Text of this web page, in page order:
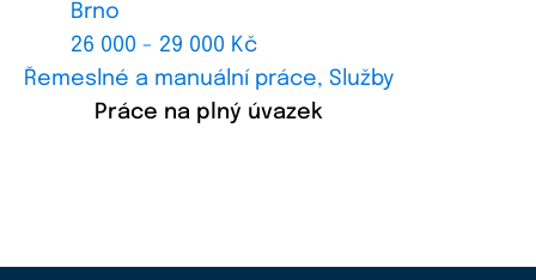
Brno
26 000 - 29 000 Kč
Řemeslné a manuální práce, Služby
Práce na plný úvazek